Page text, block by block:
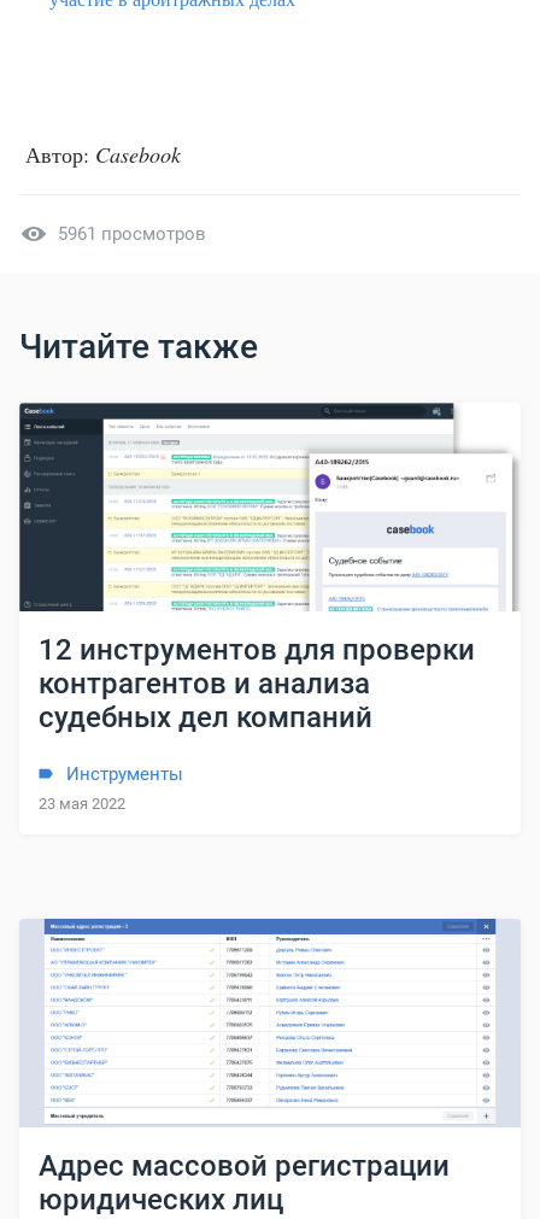
Автор: Casebook
5961 просмотров
Читайте также
12 инструментов для проверки
контрагентов и анализа
судебных дел компаний
Инструменты
23 мая 2022
Адрес массовой регистрации
юридических лиц